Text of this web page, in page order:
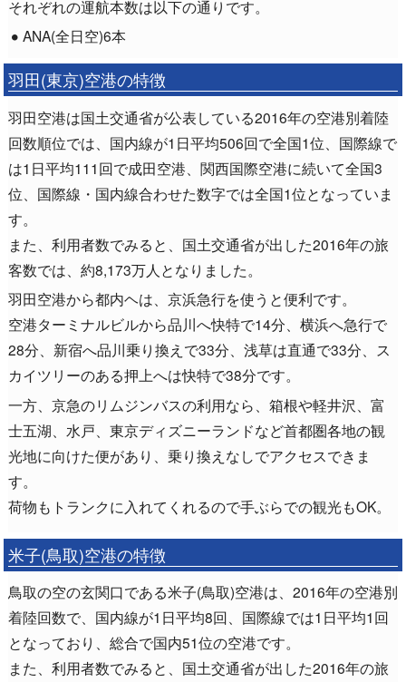
それぞれの運航本数は以下の通りです。
ANA(全日空)6本
羽田(東京)空港の特徴
羽田空港は国土交通省が公表している2016年の空港別着陸
回数順位では、国内線が1日平均506回で全国1位、国際線で
は1日平均111回で成田空港、関西国際空港に続いて全国3
位、国際線・国内線合わせた数字では全国1位となっていま
す。
また、利用者数でみると、国土交通省が出した2016年の旅
客数では、約8,173万人となりました。
羽田空港から都内ヘは、京浜急行を使うと便利です。
空港ターミナルビルから品川へ快特で14分、横浜へ急行で
28分、新宿へ品川乗り換えで33分、浅草は直通で33分、ス
カイツリーのある押上へは快特で38分です。
一方、京急のリムジンバスの利用なら、箱根や軽井沢、富
士五湖、水戸、東京ディズニーランドなど首都圏各地の観
光地に向けた便があり、乗り換えなしでアクセスできま
す。
荷物もトランクに入れてくれるので手ぶらでの観光もOK。
米子(鳥取)空港の特徴
鳥取の空の玄関口である米子(鳥取)空港は、2016年の空港別
着陸回数で、国内線が1日平均8回、国際線では1日平均1回
となっており、総合で国内51位の空港です。
また、利用者数でみると、国土交通省が出した2016年の旅